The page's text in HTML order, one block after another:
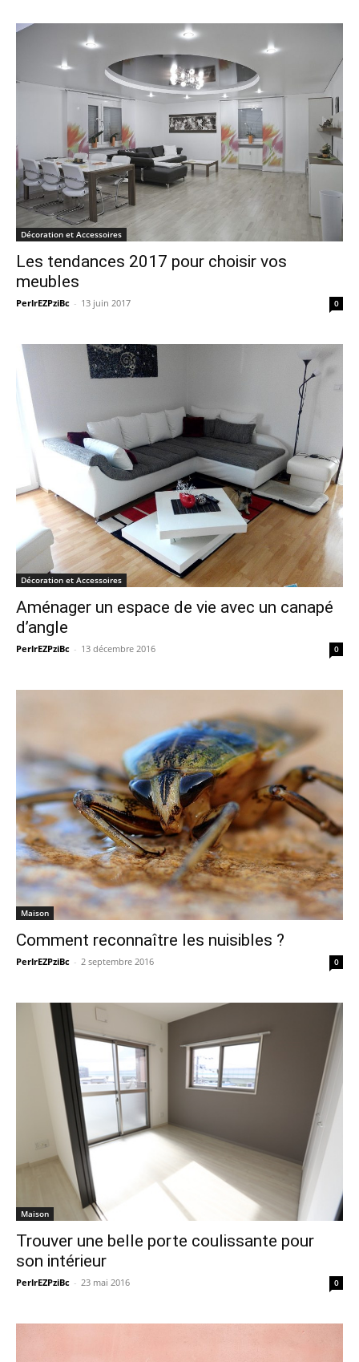
Décoration et Accessoires
Les tendances 2017 pour choisir vos
meubles
PerlrEZPziBc - 13 juin 2017 0
Décoration et Accessoires
Aménager un espace de vie avec un canapé
d’angle
PerlrEZPziBc - 13 décembre 2016 0
Maison
Comment reconnaître les nuisibles ?
PerlrEZPziBc - 2 septembre 2016 0
Maison
Trouver une belle porte coulissante pour
son intérieur
PerlrEZPziBc - 23 mai 2016 0